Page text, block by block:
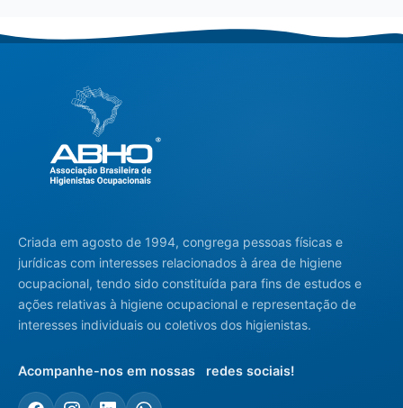
Criada em agosto de 1994, congrega pessoas físicas e
jurídicas com interesses relacionados à área de higiene
ocupacional, tendo sido constituída para fins de estudos e
ações relativas à higiene ocupacional e representação de
interesses individuais ou coletivos dos higienistas.
Acompanhe-nos em nossas redes sociais!